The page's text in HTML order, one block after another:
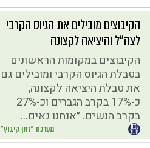
מערכת "זמן קיבוץ"
הקיבוצים מובילים את הגיוס הקרבי
לצה״ל והיציאה לקצונה
הקיבוצים במקומות הראשונים
בטבלת הגיוס הקרבי ומובילים גם
את טבלת היציאה לקצונה,
כ-17% בקרב הגברים וכ-27%
בקרב הנשים. ״אנחנו גאים...